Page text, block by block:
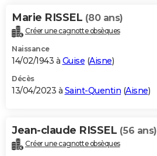
Marie RISSEL (80 ans)
Créer une cagnotte obsèques
Naissance
14/02/1943 à Guise (Aisne)
Décès
13/04/2023 à Saint-Quentin (Aisne)
Jean-claude RISSEL (56 ans)
Créer une cagnotte obsèques